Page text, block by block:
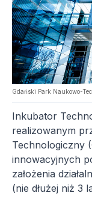
Gdański Park Naukowo-
Inkubator
realizowanym
Technologiczny
innowacyjnych
założenia
(nie dłużej niż 3